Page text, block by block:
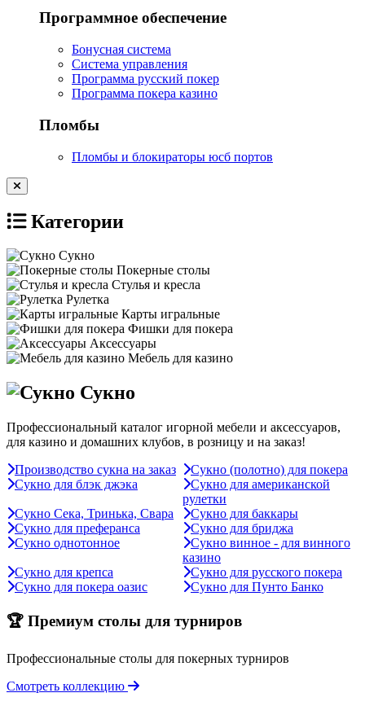
Программное обеспечение
Бонусная система
Система управления
Программа русский покер
Программа покера казино
Пломбы
Пломбы и блокираторы юсб портов
Категории
Сукно
Покерные столы
Стулья и кресла
Рулетка
Карты игральные
Фишки для покера
Аксессуары
Мебель для казино
Сукно
Профессиональный каталог игорной мебели и аксессуаров,
для казино и домашних клубов, в розницу и на заказ!
Производство сукна на заказ
Сукно (полотно) для покера
Сукно для блэк джэка
Сукно для американской
рулетки
Сукно Сека, Тринька, Свара
Сукно для баккары
Сукно для преферанса
Сукно для бриджа
Сукно однотонное
Сукно винное - для винного
казино
Сукно для крепса
Сукно для русского покера
Сукно для покера оазис
Сукно для Пунто Банко
🏆 Премиум столы для турниров
Профессиональные столы для покерных турниров
Смотреть коллекцию